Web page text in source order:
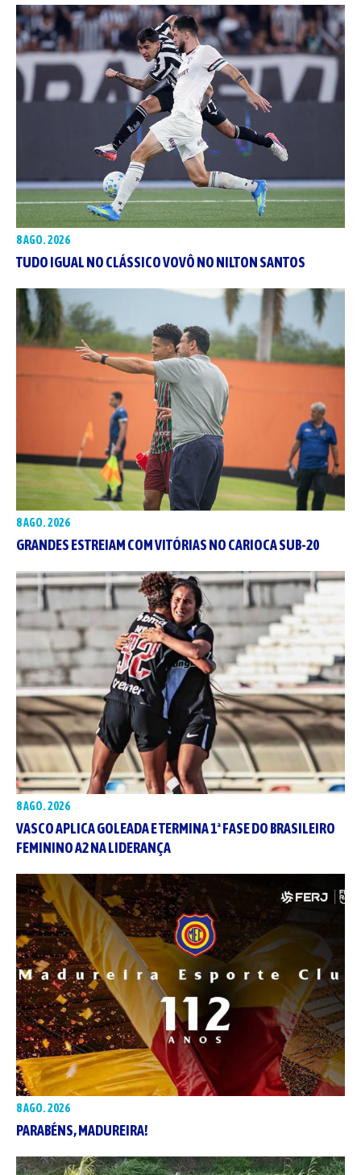
8 AGO. 2026
TUDO IGUAL NO CLÁSSICO VOVÔ NO NILTON SANTOS
8 AGO. 2026
GRANDES ESTREIAM COM VITÓRIAS NO CARIOCA SUB-20
8 AGO. 2026
VASCO APLICA GOLEADA E TERMINA 1ª FASE DO BRASILEIRO
FEMININO A2 NA LIDERANÇA
8 AGO. 2026
PARABÉNS, MADUREIRA!